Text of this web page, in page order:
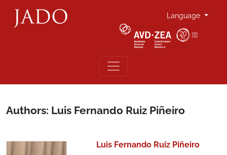
Language
Authors: Luis Fernando Ruiz Piñeiro
Luis Fernando Ruiz Piñeiro